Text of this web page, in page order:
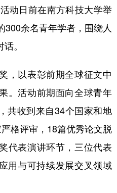
健康 军事
信息化 数字经济
银龄 溯源中国
能源
时尚 悦读
亚太网 上市公司
动日前在南方科技大学举
余名青年学者，围绕人
。
以表彰前期全球征文中
。活动前期面向全球青年
共收到来自34个国家和地
格评审，18篇优秀论文脱
代表演讲环节，三位代表
用与可持续发展交叉领域